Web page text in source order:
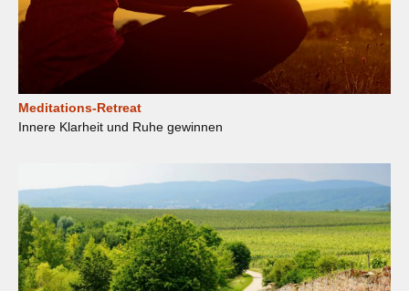
Meditations-Retreat
Innere Klarheit und Ruhe gewinnen